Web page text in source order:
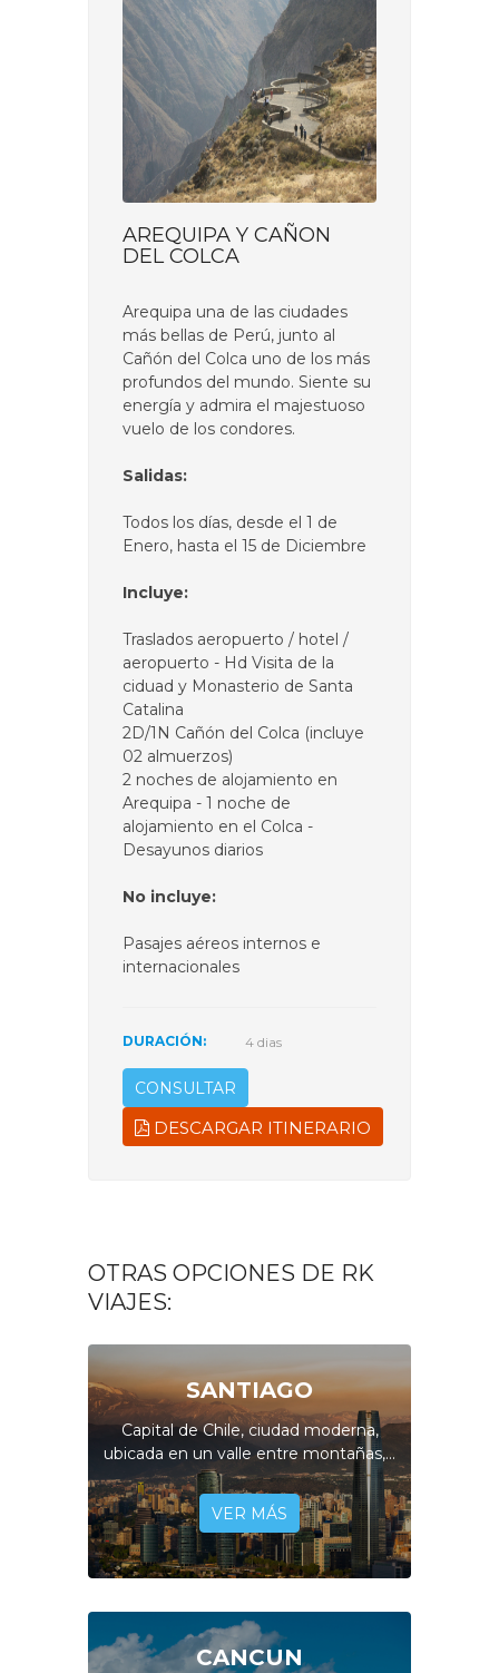
AREQUIPA Y CAÑON
DEL COLCA
Arequipa una de las ciudades
más bellas de Perú, junto al
Cañón del Colca uno de los más
profundos del mundo. Siente su
energía y admira el majestuoso
vuelo de los condores.
Salidas:
Todos los días, desde el 1 de
Enero, hasta el 15 de Diciembre
Incluye:
Traslados aeropuerto / hotel /
aeropuerto - Hd Visita de la
ciduad y Monasterio de Santa
Catalina
2D/1N Cañón del Colca (incluye
02 almuerzos)
2 noches de alojamiento en
Arequipa - 1 noche de
alojamiento en el Colca -
Desayunos diarios
No incluye:
Pasajes aéreos internos e
internacionales
DURACIÓN: 4 dias
CONSULTAR
DESCARGAR ITINERARIO
OTRAS OPCIONES DE RK
VIAJES:
SANTIAGO
Capital de Chile, ciudad moderna,
ubicada en un valle entre montañas,...
VER MÁS
CANCUN